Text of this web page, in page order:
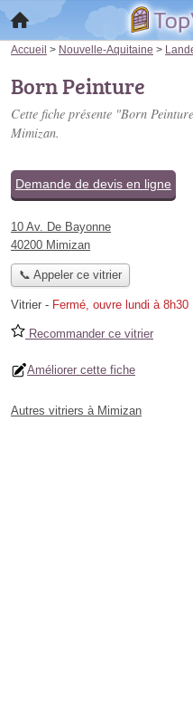
Accueil > Nouvelle-Aquitaine >
Born Peinture
Cette fiche présente "Born
Mimizan.
Demande de devis en ligne
10 Av. De Bayonne
40200 Mimizan
📞 Appeler ce vitrier
Vitrier - Fermé, ouvre lundi à 8h30
Recommander ce vitrier
Améliorer cette fiche
Autres vitriers à Mimizan